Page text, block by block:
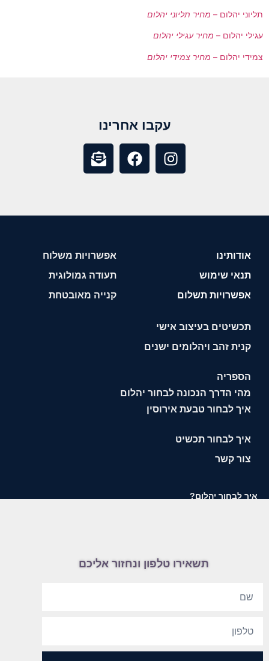
תליוני יהלום – מחיר תליוני יהלום
עגילי יהלום – מחיר עגילי יהלום
צמידי יהלום – מחיר צמידי יהלום
עקבו אחרינו
אודותינו
תנאי שימוש
אפשרויות תשלום
אפשרויות משלוח
תעודה גמולוגית
קנייה מאובטחת
תכשיטים בעיצוב אישי
קנית זהב ויהלומים ישנים
הספריה
מהי הדרך הנכונה לבחור יהלום
איך לבחור טבעת אירוסין
איך לבחור תכשיט
צור קשר
איך לבחור יהלום?
תשאירו טלפון ונחזור אליכם